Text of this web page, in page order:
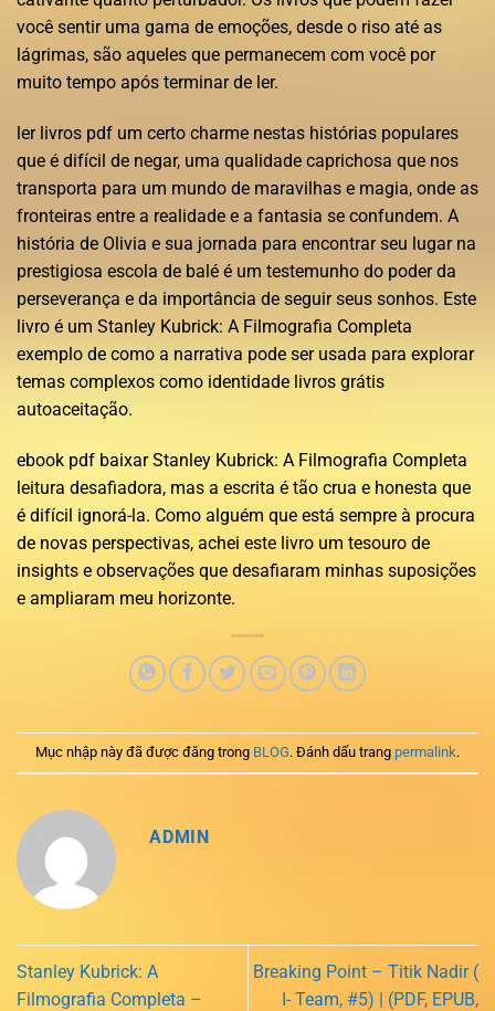
você sentir uma gama de emoções, desde o riso até as
lágrimas, são aqueles que permanecem com você por
muito tempo após terminar de ler.
ler livros pdf um certo charme nestas histórias populares
que é difícil de negar, uma qualidade caprichosa que nos
transporta para um mundo de maravilhas e magia, onde as
fronteiras entre a realidade e a fantasia se confundem. A
história de Olivia e sua jornada para encontrar seu lugar na
prestigiosa escola de balé é um testemunho do poder da
perseverança e da importância de seguir seus sonhos. Este
livro é um Stanley Kubrick: A Filmografia Completa
exemplo de como a narrativa pode ser usada para explorar
temas complexos como identidade livros grátis
autoaceitação.
ebook pdf baixar Stanley Kubrick: A Filmografia Completa
leitura desafiadora, mas a escrita é tão crua e honesta que
é difícil ignorá-la. Como alguém que está sempre à procura
de novas perspectivas, achei este livro um tesouro de
insights e observações que desafiaram minhas suposições
e ampliaram meu horizonte.
Mục nhập này đã được đăng trong BLOG. Đánh dấu trang permalink.
ADMIN
Stanley Kubrick: A
Filmografia Completa –
Breaking Point – Titik Nadir (
I- Team, #5) | (PDF, EPUB,